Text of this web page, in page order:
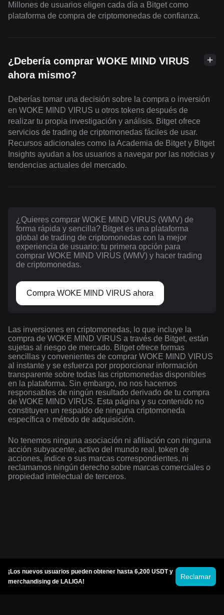
Millones de usuarios eligen cada día a Bitget como
plataforma de compra de criptomonedas de confianza.
¿Debería comprar WOKE MIND VIRUS
ahora mismo?
Deberías tomar una decisión sobre la compra o inversión
en WOKE MIND VIRUS u otros tokens después de
realizar tu propia investigación y análisis. Bitget ofrece
servicios de trading de criptomonedas fáciles de usar.
Recursos adicionales como la Academia de Bitget y Bitget
Insights ayudan a los usuarios a navegar por las noticias y
tendencias actuales del mercado.
¿Quieres comprar WOKE MIND VIRUS (WMV) de
forma rápida y sencilla? Bitget es una plataforma
global de trading de criptomonedas con la mejor
experiencia de usuario: tu primera opción para
comprar WOKE MIND VIRUS (WMV) y hacer trading
de criptomonedas.
Compra WOKE MIND VIRUS ahora
Las inversiones en criptomonedas, lo que incluye la
compra de WOKE MIND VIRUS a través de Bitget, están
sujetas al riesgo de mercado. Bitget ofrece formas
sencillas y convenientes de comprar WOKE MIND VIRUS
al instante y se esfuerza por proporcionar información
transparente sobre todas las criptomonedas disponibles
en la plataforma. Sin embargo, no nos hacemos
responsables de ningún resultado derivado de tu compra
de WOKE MIND VIRUS. Esta página y su contenido no
constituyen un respaldo de ninguna criptomoneda
específica o método de adquisición.
No tenemos ninguna asociación ni afiliación con ninguna
acción subyacente, activo del mundo real, token de
acciones, índice o sus marcas correspondientes, ni
reclamamos ningún derecho sobre marcas comerciales o
propiedad intelectual de terceros.
¡Los nuevos usuarios pueden obtener hasta 6,200 USDT y
merchandising de LALIGA!
Reclamar